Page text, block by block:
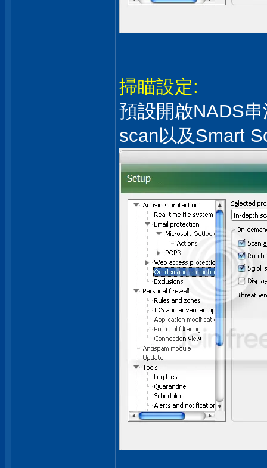
掃瞄設定:
預設開啟NADS
scan以及Smart